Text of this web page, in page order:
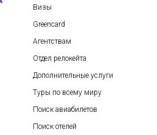
Визы
Greencard
Агентствам
Отдел релокейта
Дополнительные услуги
Туры по всему миру
Поиск авиабилетов
Поиск отелей